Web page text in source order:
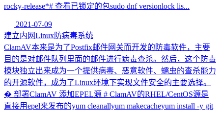
rocky-release*# 查看已锁定的包sudo dnf versionlock lis...
2021-07-09
建立内网Linux防病毒系统
ClamAV本来是为了Postfix邮件网关而开发的防毒软件，主要
目的是对邮件队列里面的邮件进行病毒查杀。然后，这个防毒
模块独立出来成为一个提供病毒、恶意软件、蠕虫的查杀能力
的开源软件，成为了Linux环境下实现文件安全的主要选择。
� 部署ClamAV 添加EPEL源 # ClamAV的RHEL/CentOS源是
直接用epel来发布的yum cleanallyum makecacheyum install -y git